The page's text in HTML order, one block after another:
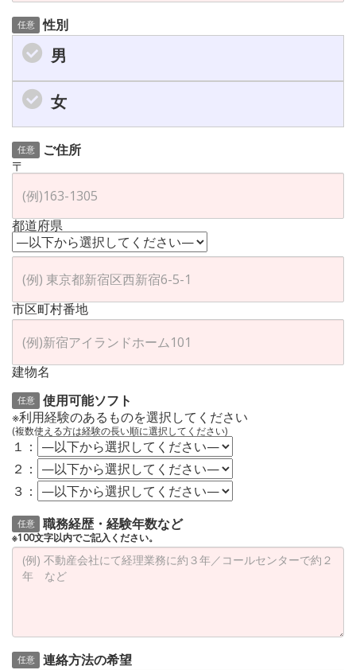
任意 性別
男
女
任意
ご住所
〒
都道府県
市区町村番地
建物名
任意
使用可能ソフト
※利用経験のあるものを選択してください
(複数使える方は経験の長い順に選択してください)
１：
２：
３：
任意 職務経歴・経験年数など
※100文字以内でご記入ください。
任意 連絡方法の希望